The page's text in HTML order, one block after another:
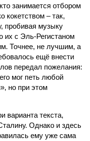
занимается отбором
кокетством – так,
пробивая музыку
их с Эль-Регистаном
Точнее, не лучшим, а
ещё внести
передал пожелания:
мог петь любой
но при этом
варианта текста,
Однако и здесь
ему уже сама